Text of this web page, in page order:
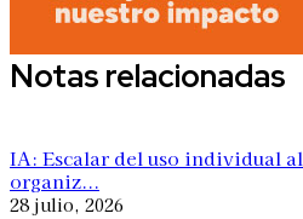
Notas relacionadas
IA: Escalar del uso individual
organiz...
28 julio, 2026